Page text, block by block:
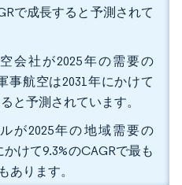
で成長すると予測されて
会社が2025年の需要の
事航空は2031年にかけて
と予測されています。
が2025年の地域需要の
けて9.3%のCAGRで最も
あります。